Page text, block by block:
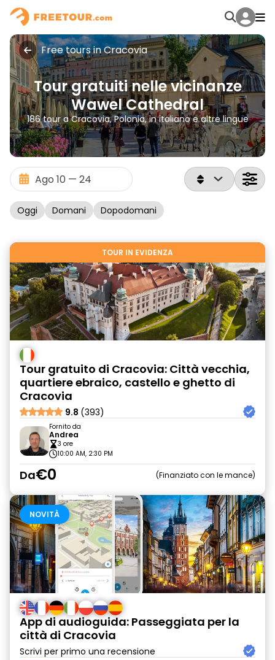
Free tours in Cracovia
Tour gratuiti nelle vicinanze
Wawel Cathedral
186 tour a Cracovia, Polonia, in italiano e altre lingue
Oggi Domani Dopodomani
TOUR IN EVIDENZA
Tour gratuito di Cracovia: Città vecchia,
quartiere ebraico, castello e ghetto di
Cracovia
9.8 (393)
Fornito da
Andrea
3 ore
10:00 AM, 2:30 PM
Da€0 Finanziato con le mance
NOVITÀ
App di audioguida: Passeggiata per la
città di Cracovia
Scrivi per primo una recensione